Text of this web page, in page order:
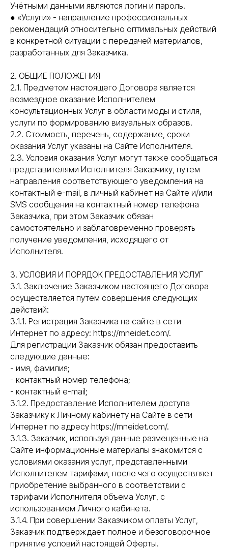
Учётными данными являются логин и пароль.
● «Услуги» - направление профессиональных
рекомендаций относительно оптимальных действий
в конкретной ситуации с передачей материалов,
разработанных для Заказчика.
2. ОБЩИЕ ПОЛОЖЕНИЯ
2.1. Предметом настоящего Договора является
возмездное оказание Исполнителем
консультационных Услуг в области моды и стиля,
услуги по формированию визуальных образов.
2.2. Стоимость, перечень, содержание, сроки
оказания Услуг указаны на Сайте Исполнителя.
2.3. Условия оказания Услуг могут также сообщаться
представителями Исполнителя Заказчику, путем
направления соответствующего уведомления на
контактный e-mail, в личный кабинет на Сайте и/или
SMS сообщения на контактный номер телефона
Заказчика, при этом Заказчик обязан
самостоятельно и заблаговременно проверять
получение уведомления, исходящего от
Исполнителя.
3. УСЛОВИЯ И ПОРЯДОК ПРЕДОСТАВЛЕНИЯ УСЛУГ
3.1. Заключение Заказчиком настоящего Договора
осуществляется путем совершения следующих
действий:
3.1.1. Регистрация Заказчика на сайте в сети
Интернет по адресу: https://mneidet.com/.
Для регистрации Заказчик обязан предоставить
следующие данные:
- имя, фамилия;
- контактный номер телефона;
- контактный e-mail;
3.1.2. Предоставление Исполнителем доступа
Заказчику к Личному кабинету на Сайте в сети
Интернет по адресу https://mneidet.com/.
3.1.3. Заказчик, используя данные размещенные на
Сайте информационные материалы знакомится с
условиями оказания услуг, представленными
Исполнителем тарифами, после чего осуществляет
приобретение выбранного в соответствии с
тарифами Исполнителя объема Услуг, с
использованием Личного кабинета.
3.1.4. При совершении Заказчиком оплаты Услуг,
Заказчик подтверждает полное и безоговорочное
принятие условий настоящей Оферты.